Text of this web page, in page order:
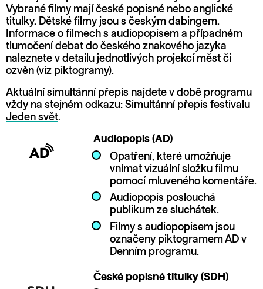
Vybrané filmy mají české popisné nebo anglické
titulky. Dětské filmy jsou s českým dabingem.
Informace o filmech s audiopopisem a případném
tlumočení debat do českého znakového jazyka
naleznete v detailu jednotlivých projekcí měst či
ozvěn (viz piktogramy).
Aktuální simultánní přepis najdete v době programu
vždy na stejném odkazu: Simultánní přepis festivalu
Jeden svět.
Audiopopis (AD)
Opatření, které umožňuje
vnímat vizuální složku filmu
pomocí mluveného komentáře.
Audiopopis poslouchá
publikum ze sluchátek.
Filmy s audiopopisem jsou
označeny piktogramem AD v
Denním programu.
České popisné titulky (SDH)